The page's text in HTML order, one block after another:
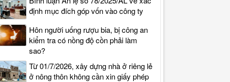
định mục đích góp vốn vào công ty
Hôn người uống rượu bia, bị công an
kiểm tra có nồng độ cồn phải làm
sao?
Từ 01/7/2026, xây dựng nhà ở riêng lẻ
ở nông thôn không cần xin giấy phép